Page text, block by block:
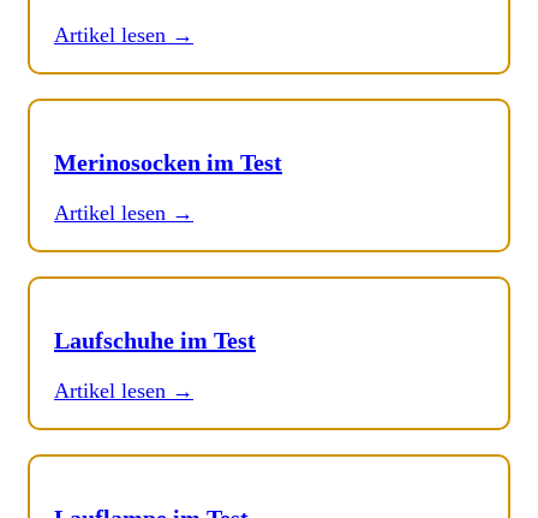
Artikel lesen →
Merinosocken im Test
Artikel lesen →
Laufschuhe im Test
Artikel lesen →